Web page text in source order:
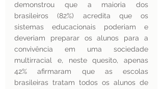
demonstrou que a maioria dos
brasileiros (82%) acredita que os
sistemas educacionais poderiam e
deveriam preparar os alunos para a
convivência em uma sociedade
multirracial e, neste quesito, apenas
42% afirmaram que as escolas
brasileiras tratam todos os alunos de